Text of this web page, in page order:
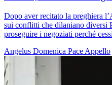
Dopo aver recitato la preghiera
sui conflitti che dilaniano diversi
proseguire i negoziati perché
Angelus Domenica Pace Appello